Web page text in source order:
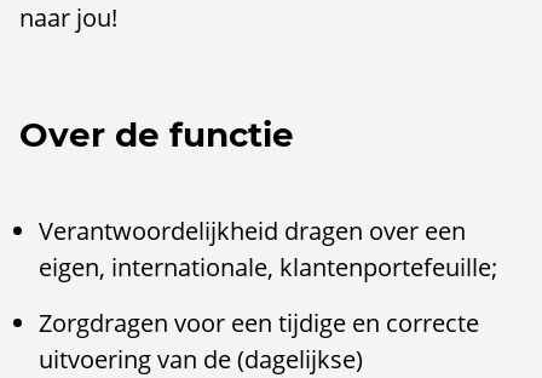
naar jou!
Over de functie
Verantwoordelijkheid dragen over een
eigen, internationale, klantenportefeuille;
Zorgdragen voor een tijdige en correcte
uitvoering van de (dagelijkse)